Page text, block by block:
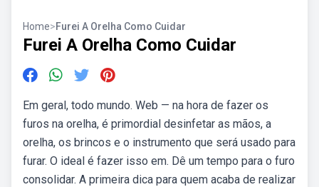
Home>Furei A Orelha Como Cuidar
Furei A Orelha Como Cuidar
Em geral, todo mundo. Web — na hora de fazer os
furos na orelha, é primordial desinfetar as mãos, a
orelha, os brincos e o instrumento que será usado para
furar. O ideal é fazer isso em. Dê um tempo para o furo
consolidar. A primeira dica para quem acaba de realizar